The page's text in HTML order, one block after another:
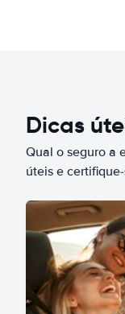
Dicas
Qual o seguro a
úteis e